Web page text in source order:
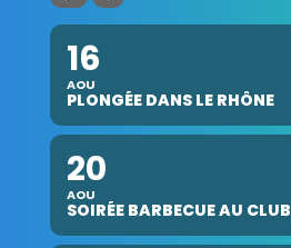
16
AOU
PLONGÉE DANS LE RHÔNE
20
AOU
SOIRÉE BARBECUE AU CLUB